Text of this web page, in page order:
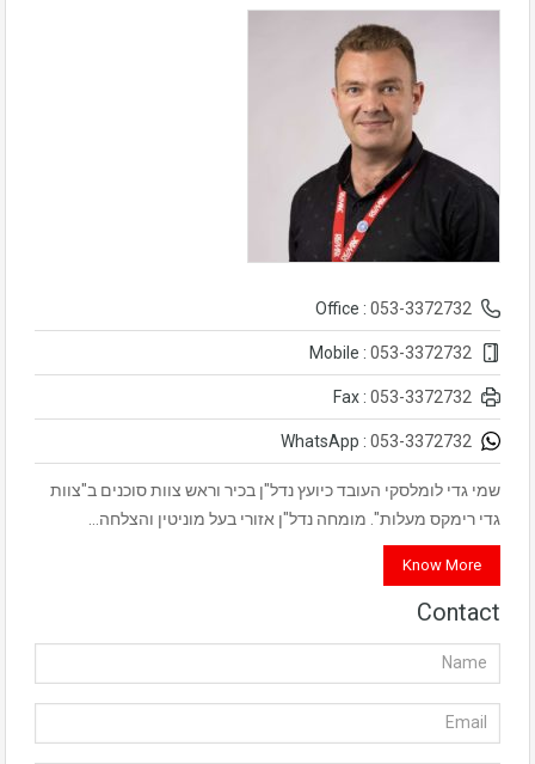
053-3372732
053-3372732
053-3372732
053-3372732
שמי גדי לומלסקי העובד כיועץ נדל"ן בכיר וראש צוות סוכנים ב"צוות
גדי רימקס מעלות". מומחה נדל"ן אזורי בעל מוניטין והצלחה…
Know More
Contact